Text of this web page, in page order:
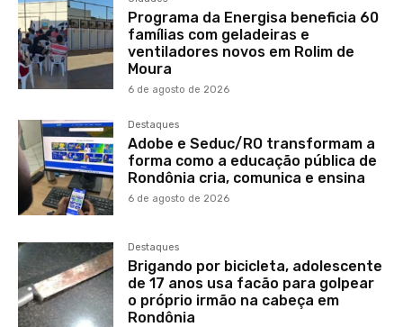
Programa da Energisa beneficia 60
famílias com geladeiras e
ventiladores novos em Rolim de
Moura
6 de agosto de 2026
Destaques
Adobe e Seduc/RO transformam a
forma como a educação pública de
Rondônia cria, comunica e ensina
6 de agosto de 2026
Destaques
Brigando por bicicleta, adolescente
de 17 anos usa facão para golpear
o próprio irmão na cabeça em
Rondônia